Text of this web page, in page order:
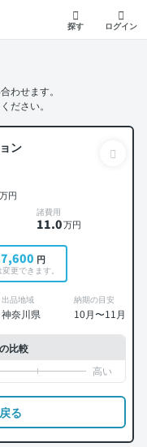
探す ログイン
わせます。
ださい。
ン
万円
諸費用
11.0万円
円
更できます。
出品地域
神奈川県
納期の目安
10月〜11月
比較
る